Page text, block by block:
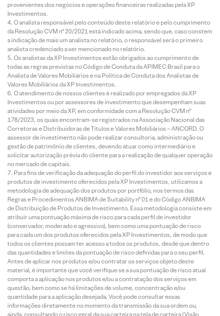
provenientes dos negócios e operações financeiras realizadas pela XP
Investimentos.
O analista responsável pelo conteúdo deste relatório e pelo cumprimento
da Resolução CVM nº 20/2021 está indicado acima, sendo que, caso constem
a indicação de mais um analista no relatório, o responsável será o primeiro
analista credenciado a ser mencionado no relatório.
Os analistas da XP Investimentos estão obrigados ao cumprimento de
todas as regras previstas no Código de Conduta da APIMEC Brasil para o
Analista de Valores Mobiliários e na Política de Conduta dos Analistas de
Valores Mobiliários da XP Investimentos.
O atendimento de nossos clientes é realizado por empregados da XP
Investimentos ou por assessores de investimento que desempenham suas
atividades por meio da XP, em conformidade com a Resolução CVM nº
178/2023, os quais encontram-se registrados na Associação Nacional das
Corretoras e Distribuidoras de Títulos e Valores Mobiliários – ANCORD. O
assessor de investimento não pode realizar consultoria, administração ou
gestão de patrimônio de clientes, devendo atuar como intermediário e
solicitar autorização prévia do cliente para a realização de qualquer operação
no mercado de capitais.
Para fins de verificação da adequação do perfil do investidor aos serviços e
produtos de investimento oferecidos pela XP Investimentos, utilizamos a
metodologia de adequação dos produtos por portfólio, nos termos das
Regras e Procedimentos ANBIMA de Suitability nº 01 e do Código ANBIMA
de Distribuição de Produtos de Investimento. Essa metodologia consiste em
atribuir uma pontuação máxima de risco para cada perfil de investidor
(conservador, moderado e agressivo), bem como uma pontuação de risco
para cada um dos produtos oferecidos pela XP Investimentos, de modo que
todos os clientes possam ter acesso a todos os produtos, desde que dentro
das quantidades e limites da pontuação de risco definidas para o seu perfil.
Antes de aplicar nos produtos e/ou contratar os serviços objeto deste
material, é importante que você verifique se a sua pontuação de risco atual
comporta a aplicação nos produtos e/ou a contratação dos serviços em
questão, bem como se há limitações de volume, concentração e/ou
quantidade para a aplicação desejada. Você pode consultar essas
informações diretamente no momento da transmissão da sua ordem ou,
ainda, consultando o risco geral da sua carteira na tela de carteira (Visão